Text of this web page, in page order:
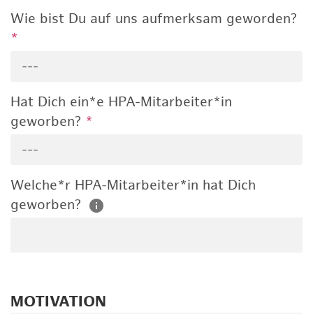
Wie bist Du auf uns aufmerksam geworden?
*
---
Hat Dich ein*e HPA-Mitarbeiter*in
geworben? *
---
Welche*r HPA-Mitarbeiter*in hat Dich
geworben?
MOTIVATION